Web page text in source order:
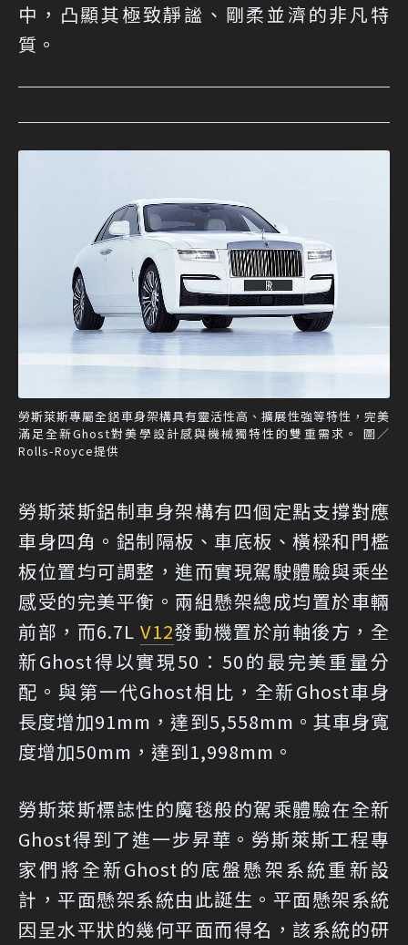
中，凸顯其極致靜謐、剛柔並濟的非凡特
質。
勞斯萊斯專屬全鋁車身架構具有靈活性高、擴展性強等特性，完美
滿足全新Ghost對美學設計感與機械獨特性的雙重需求。 圖／
Rolls-Royce提供
勞斯萊斯鋁制車身架構有四個定點支撐對應
車身四角。鋁制隔板、車底板、橫樑和門檻
板位置均可調整，進而實現駕駛體驗與乘坐
感受的完美平衡。兩組懸架總成均置於車輛
前部，而6.7L V12發動機置於前軸後方，全
新Ghost得以實現50：50的最完美重量分
配。與第一代Ghost相比，全新Ghost車身
長度增加91mm，達到5,558mm。其車身寬
度增加50mm，達到1,998mm。
勞斯萊斯標誌性的魔毯般的駕乘體驗在全新
Ghost得到了進一步昇華。勞斯萊斯工程專
家們將全新Ghost的底盤懸架系統重新設
計，平面懸架系統由此誕生。平面懸架系統
因呈水平狀的幾何平面而得名，該系統的研